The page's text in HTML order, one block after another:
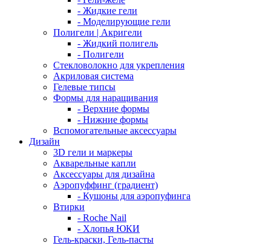
- Жидкие гели
- Моделирующие гели
Полигели | Акригели
- Жидкий полигель
- Полигели
Стекловолокно для укрепления
Акриловая система
Гелевые типсы
Формы для наращивания
- Верхние формы
- Нижние формы
Вспомогательные аксессуары
Дизайн
3D гели и маркеры
Акварельные капли
Аксессуары для дизайна
Аэропуффинг (градиент)
- Кушоны для аэропуфинга
Втирки
- Roche Nail
- Хлопья ЮКИ
Гель-краски, Гель-пасты